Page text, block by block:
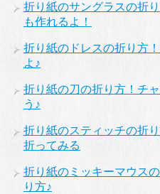
折り紙のサングラスの折
も作れるよ！
折り紙のドレスの折り方
よ♪
折り紙の刀の折り方！チ
う♪
折り紙のスティッチの折
折ってみる
折り紙のミッキーマウス
り方♪